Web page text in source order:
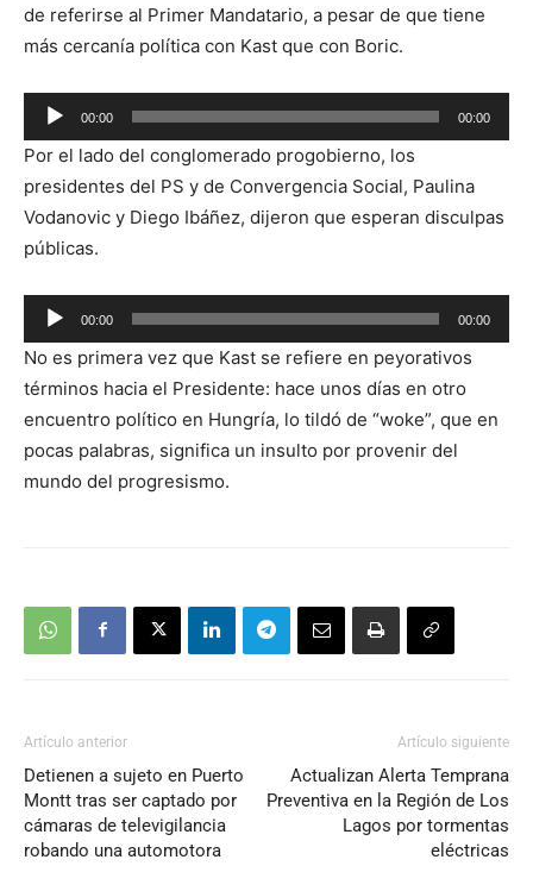
de referirse al Primer Mandatario, a pesar de que tiene
más cercanía política con Kast que con Boric.
Reproductor
de
audio
00:00 00:00
Por el lado del conglomerado progobierno, los
presidentes del PS y de Convergencia Social, Paulina
Vodanovic y Diego Ibáñez, dijeron que esperan disculpas
públicas.
Reproductor
de
audio
00:00 00:00
No es primera vez que Kast se refiere en peyorativos
términos hacia el Presidente: hace unos días en otro
encuentro político en Hungría, lo tildó de “woke”, que en
pocas palabras, significa un insulto por provenir del
mundo del progresismo.
Artículo anterior
Detienen a sujeto en Puerto
Montt tras ser captado por
cámaras de televigilancia
robando una automotora
Artículo siguiente
Actualizan Alerta Temprana
Preventiva en la Región de Los
Lagos por tormentas
eléctricas